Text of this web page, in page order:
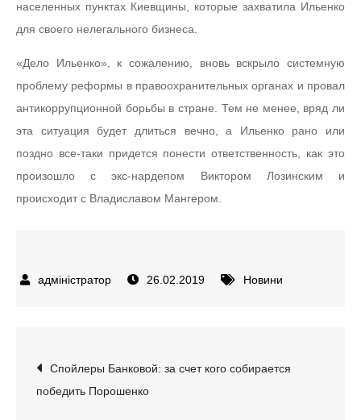
населенных пунктах Киевщины, которые захватила Ильенко
для своего нелегального бизнеса.
«Дело Ильенко», к сожалению, вновь вскрыло системную
проблему реформы в правоохранительных органах и провал
антикоррупционной борьбы в стране. Тем не менее, вряд ли
эта ситуация будет длиться вечно, а Ильенко рано или
поздно все-таки придется понести ответственность, как это
произошло с экс-нардепом Виктором Лозинским и
происходит с Владиславом Мангером.
26.02.2019 Новини
Навігація
записів
Спойлеры Банковой: за счет кого собирается
победить Порошенко